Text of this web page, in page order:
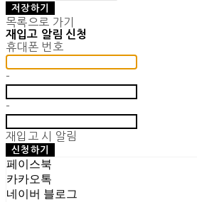
저장하기
목록으로 가기
재입고 알림 신청
휴대폰 번호
-
-
재입고 시 알림
신청하기
페이스북
카카오톡
네이버 블로그